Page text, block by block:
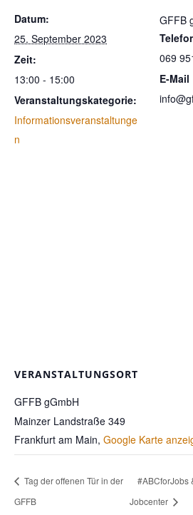
Datum:
25. September 2023
Zeit:
13:00 - 15:00
Veranstaltungskategorie:
Informationsveranstaltunge
n
GFFB
069
E-Mail
VERANSTALTUNGSORT
GFFB gGmbH
Mainzer Landstraße 349
Frankfurt am Main, Google Karte
Tag der offenen Tür in der
GFFB
#ABCforJobs
Jobcenter